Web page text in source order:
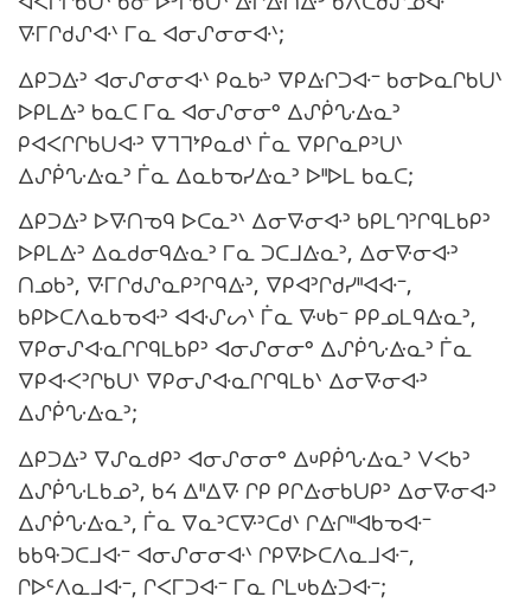
ᐍᒥᒋᑯᔑᐘᐠ ᒥᓇ ᐊᓂᔑᓂᓂᐘᐠ;
ᐃᑭᑐᐏᐣ ᐊᓂᔑᓂᓂᐘᐠ ᑭᓇᑿᐣ ᐁᑭᐏᒋᑐᐘᐨ ᑲᓂᐅᓇᒋᑲᑌᐠ
ᐅᑭᒪᐏᐣ ᑲᓇᑕ ᒥᓇ ᐊᓂᔑᓂᓂᐤ ᐃᔑᑮᔘᐏᓇᐣ
ᑭᐊᐸᒋᒋᑲᑌᐘᐣ ᐁᒣᒣᔾᑭᓇᑯᐠ ᒦᓇ ᐁᑭᒋᓇᑭᐣᑌᐠ
ᐃᔑᑮᔘᐏᓇᐣ ᒦᓇ ᐃᓇᑲᓀᓯᐏᓇᐣ ᐅᐦᐅᒪ ᑲᓇᑕ;
ᐃᑭᑐᐏᐣ ᐅᐍᑎᓀᑫ ᐅᑕᓇᐣᐠ ᐃᓂᐍᓂᐘᐣ ᑲᑭᒪᒉᐣᒋᑫᒪᑲᑭᐣ
ᐅᑭᒪᐏᐣ ᐃᓇᑯᓂᑫᐏᓇᐣ ᒥᓇ ᑐᑕᒧᐏᓇᐣ, ᐃᓂᐍᓂᐘᐣ
ᑎᓄᑲᐣ, ᐍᒥᒋᑯᔑᓇᑭᐣᒋᑫᐏᐣ, ᐁᑭᐊᐣᒋᑯᓯᐦᐊᐘᐨ,
ᑲᑭᐅᑕᐱᓇᑲᓀᐘᐣ ᐊᐘᔑᔕᐠ ᒦᓇ ᐍᓑᑲᐨ ᑭᑭᓄᒪᑫᐏᓇᐣ,
ᐁᑭᓂᔑᐘᓇᒋᒋᑫᒪᑲᑭᐣ ᐊᓂᔑᓂᓂᐤ ᐃᔑᑮᔘᐏᓇᐣ ᒦᓇ
ᐁᑭᐘᐸᐣᒋᑲᑌᐠ ᐁᑭᓂᔑᐘᓇᒋᒋᑫᒪᑲᐠ ᐃᓂᐍᓂᐘᐣ
ᐃᔑᑮᔘᐏᓇᐣ;
ᐃᑭᑐᐏᐣ ᐁᔑᓇᑯᑭᐣ ᐊᓂᔑᓂᓂᐤ ᐃᓑᑭᑮᔘᐏᓇᐣ ᐯᐸᑲᐣ
ᐃᔑᑮᔘᒪᑲᓄᐣ, ᑲᔦ ᐃᐦᐃᐍ ᒋᑭ ᑭᒋᐏᓂᑲᑌᑭᐣ ᐃᓂᐍᓂᐘᐣ
ᐃᔑᑮᔘᐏᓇᐣ, ᒦᓇ ᐁᓇᐣᑕᐍᐣᑕᑯᐠ ᒋᐏᒋᐦᐊᑲᓀᐘᐨ
ᑲᑲᑵᑐᑕᒧᐘᐨ ᐊᓂᔑᓂᓂᐘᐠ ᒋᑭᐍᐅᑕᐱᓇᒧᐘᐨ,
ᒋᐅᒼᐱᓇᒧᐘᐨ, ᒋᐸᒥᑐᐘᐨ ᒥᓇ ᒋᒪᓑᑲᐏᑐᐘᐨ;